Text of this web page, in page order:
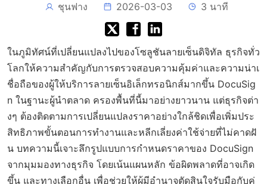
ชุนฟาง 2026-03-03 3 นาที
ในภูมิทัศน์ที่เปลี่ยนแปลงไปของโซลูชันลายเซ็นดิจิทัล ธุรกิจทั่ว
โลกให้ความสำคัญกับการตรวจสอบความคุ้มค่าและความน่าเ
ชื่อถือของผู้ให้บริการลายเซ็นอิเล็กทรอนิกส์มากขึ้น DocuSig
n ในฐานะผู้นำตลาด ครองพื้นที่นี้มาอย่างยาวนาน แต่ธุรกิจต่า
งๆ ต้องติดตามการเปลี่ยนแปลงราคาอย่างใกล้ชิดเพื่อเพิ่มประ
สิทธิภาพขั้นตอนการทำงานและหลีกเลี่ยงค่าใช้จ่ายที่ไม่คาดฝั
น บทความนี้เจาะลึกรูปแบบการกำหนดราคาของ DocuSign
จากมุมมองทางธุรกิจ โดยเน้นแผนหลัก ข้อผิดพลาดที่อาจเกิด
ขึ้น และทางเลือกอื่น เพื่อช่วยให้ผู้มีอำนาจตัดสินใจรับมือกับค่